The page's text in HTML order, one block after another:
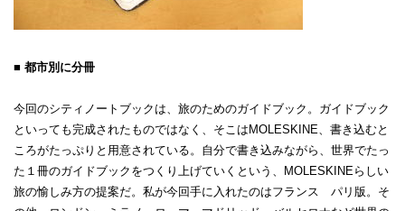
■ 都市別に分冊
今回のシティノートブックは、旅のためのガイドブック。ガイドブック
といっても完成されたものではなく、そこはMOLESKINE、書き込むと
ころがたっぷりと用意されている。自分で書き込みながら、世界でたっ
た１冊のガイドブックをつくり上げていくという、MOLESKINEらしい
旅の愉しみ方の提案だ。私が今回手に入れたのはフランス パリ版。そ